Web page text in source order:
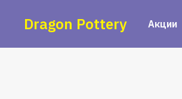
Dragon Pottery Акции